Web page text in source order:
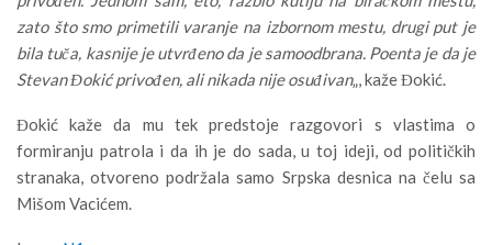
zato što smo primetili varanje na izbornom mestu, drugi put je
bila tuča, kasnije je utvrđeno da je samoodbrana. Poenta je da je
Stevan Đokić privođen, ali nikada nije osuđivan„, kaže Đokić.
Đokić kaže da mu tek predstoje razgovori s vlastima o
formiranju patrola i da ih je do sada, u toj ideji, od političkih
stranaka, otvoreno podržala samo Srpska desnica na čelu sa
Mišom Vacićem.